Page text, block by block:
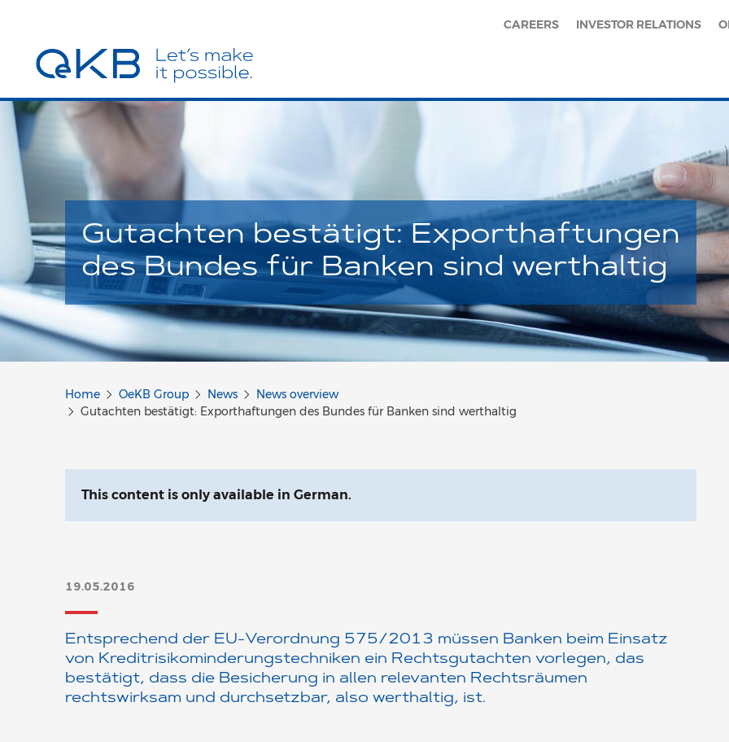
CAREERS INVESTOR RELATIONS
Gutachten bestätigt: Exporthaftungen
des Bundes für Banken sind werthaltig
Home OeKB Group News
News overview
Gutachten bestätigt: Exporthaftungen des Bundes für Banken sind werthaltig
This content is only available in German.
19.05.2016
Entsprechend der EU-Verordnung 575/2013 müssen Banken beim Einsatz
von Kreditrisikominderungstechniken ein Rechtsgutachten vorlegen, das
bestätigt, dass die Besicherung in allen relevanten Rechtsräumen
rechtswirksam und durchsetzbar, also werthaltig, ist.